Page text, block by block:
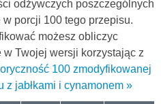
odżywczych poszczególnych
porcji 100 tego przepisu.
możesz obliczyc
w Twojej wersji korzystając z
100 zmodyfikowanej
jabłkami i cynamonem »